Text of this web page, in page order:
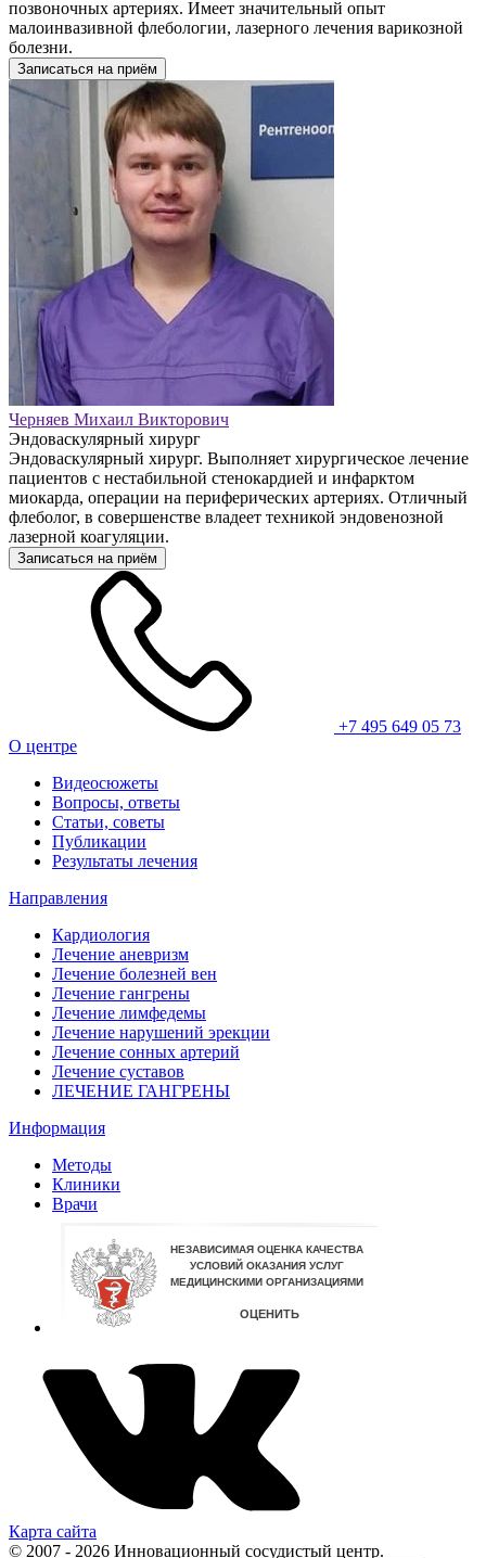
позвоночных артериях. Имеет значительный опыт
малоинвазивной флебологии, лазерного лечения варикозной
болезни.
Записаться на приём
Черняев Михаил Викторович
Эндоваскулярный хирург
Эндоваскулярный хирург. Выполняет хирургическое лечение
пациентов с нестабильной стенокардией и инфарктом
миокарда, операции на периферических артериях. Отличный
флеболог, в совершенстве владеет техникой эндовенозной
лазерной коагуляции.
Записаться на приём
+7 495 649 05 73
О центре
Видеосюжеты
Вопросы, ответы
Статьи, советы
Публикации
Результаты лечения
Направления
Кардиология
Лечение аневризм
Лечение болезней вен
Лечение гангрены
Лечение лимфедемы
Лечение нарушений эрекции
Лечение сонных артерий
Лечение суставов
ЛЕЧЕНИЕ ГАНГРЕНЫ
Информация
Методы
Клиники
Врачи
Карта сайта
© 2007 - 2026 Инновационный сосудистый центр.